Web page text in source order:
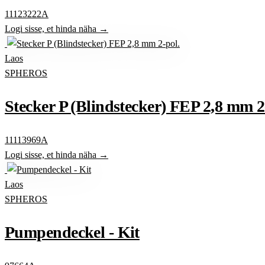
11123222A
Logi sisse, et hinda näha →
Laos
SPHEROS
Stecker P (Blindstecker) FEP 2,8 mm
11113969A
Logi sisse, et hinda näha →
Laos
SPHEROS
Pumpendeckel - Kit